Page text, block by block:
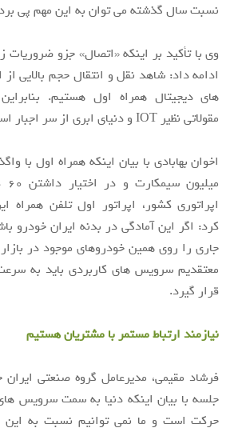
نسبت سال گذشته می توان به این مهم پی
وی با تأکید بر اینکه «اتصال» جزو ضروریات
ادامه داد: شاهد نقل و انتقال حجم بالایی از
های دیجیتال همراه اول هستیم.
مقولاتی نظیر IOT و دنیای ابری از سر اجبار است.
اپراتوری کشور، اپراتور اول تلفن همراه
کرد: اگر این آمادگی در بدنه ایران خودرو
جاری را روی همین خودروهای موجود در بازار
معتقدیم سرویس های کاربردی باید به
قرار گیرد.
نیازمند ارتباط مستمر با مشتریان هستیم
فرشاد مقیمی، مدیرعامل گروه صنعتی ایران
جلسه با بیان اینکه دنیا به سمت سرویس
حرکت است و ما نمی توانیم نسبت به این